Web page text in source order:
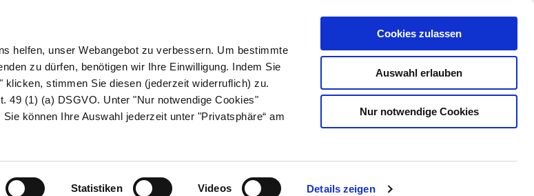
helfen, unser Webangebot zu verbessern. Um bestimmte
zu dürfen, benötigen wir Ihre Einwilligung. Indem Sie
stimmen Sie diesen (jederzeit widerruflich) zu.
49 (1) (a) DSGVO. Unter "Nur notwendige Cookies"
können Ihre Auswahl jederzeit unter "Privatsphäre“ am
Statistiken Videos Details zeigen
Cookies zulassen
Auswahl erlauben
Nur notwendige Cookies
Kundenlogin
Suche
Eltern & Kind Gesund leben Über uns